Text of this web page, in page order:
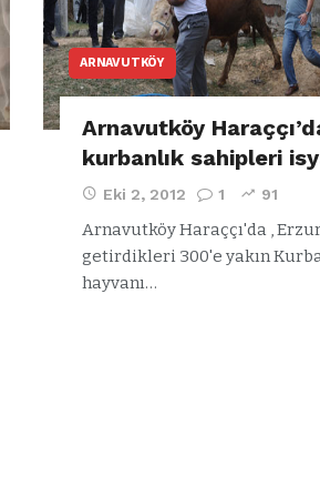
ARNAVUTKÖY
Arnavutköy
kurbanlık sahipleri
Eki 2, 2012 1 91
Arnavutköy Haraççı'da ,
getirdikleri 300'e yakın
hayvanı…